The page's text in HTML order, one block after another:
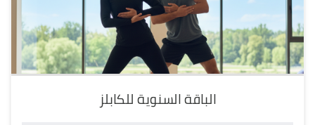
الباقة السنوية للكابلز